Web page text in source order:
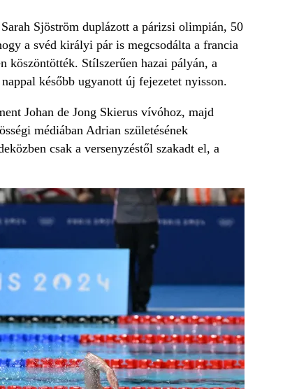
Sjöström duplázott a párizsi olimpián, 50
a svéd királyi pár is megcsodálta a francia
köszöntötték. Stílszerűen hazai pályán, a
később ugyanott új fejezetet nyisson.
Johan de Jong Skierus vívóhoz, majd
médiában Adrian születésének
csak a versenyzéstől szakadt el, a